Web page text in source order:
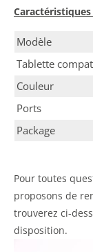
Modèle
Tablette
Couleur
Ports
Package
Pour toutes
proposons de
trouverez ci-
disposition.